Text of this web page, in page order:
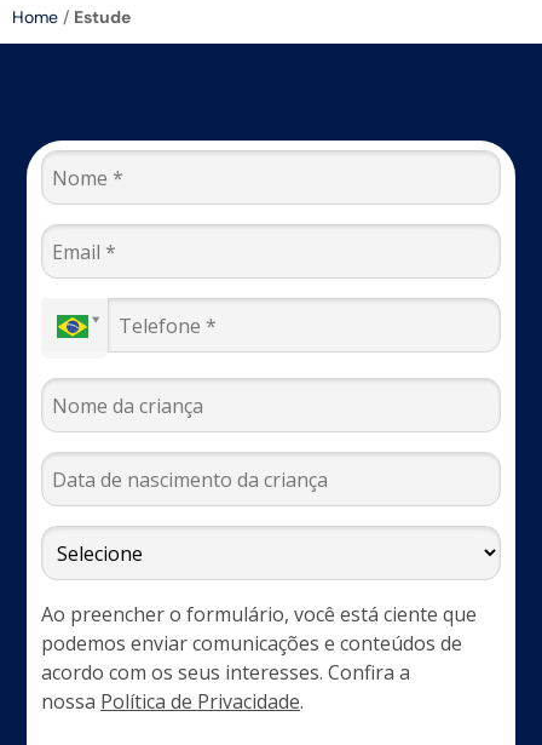
Home / Estude
Ao preencher o formulário, você está ciente que
podemos enviar comunicações e conteúdos de
acordo com os seus interesses. Confira a
nossa Política de Privacidade.